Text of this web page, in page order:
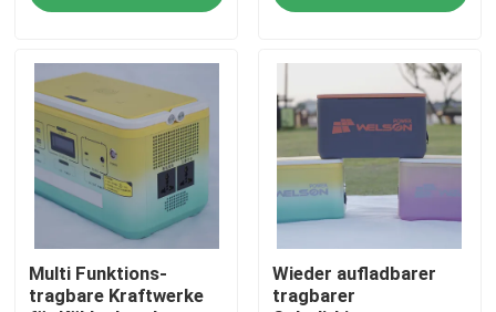
Fordern Sie ein Zitat
Zelle der Batterie lifepo4
Batterie 3.2v Lifepo4
12V lifepo4 Batterie
Multi Funktions-
tragbare Kraftwerke
Wieder aufladbarer
tragbarer